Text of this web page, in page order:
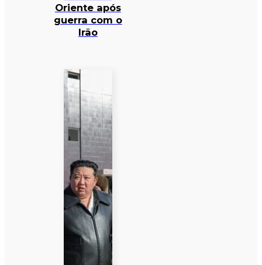
Oriente após
guerra com o
Irão